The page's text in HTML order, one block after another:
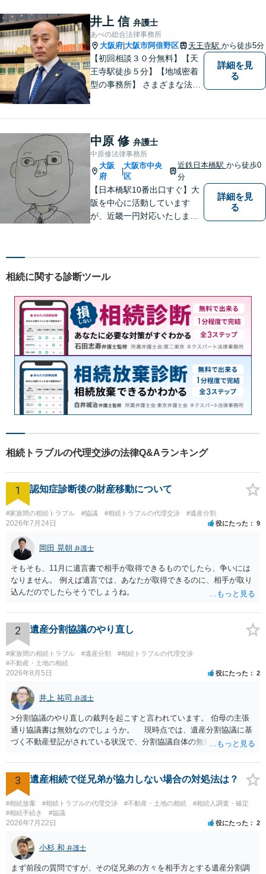
井上 信 弁護士
あべの総合法律事務所
大阪府 大阪市阿倍野区 天王寺駅 から徒歩5分
【初回相談３０分無料】【天
王寺駅徒歩５分】【地域密着
型の事務所】 さまざまな法律
相続、インターネット上のト
ラブルに注力！！
詳細を見
る
中原 修 弁護士
中原修法律事務所
大阪
府
|
大阪市中央
区
近鉄日本橋駅から徒歩0
分
【日本橋駅10番出口すぐ】大
阪を中心に活動しています
が、近畿一円対応いたしま
トラブルから、刑事・詐欺、
問題のご相談を承ります。小
さな悩み事でもお気軽にお問
合わせください。
詳細を見
る
相続に関する診断ツール
相続トラブルの代理交渉の法律Q&Aランキング
1 認知症診断後の財産移動について
#家族間の相続トラブル #協議 #相続トラブルの代理交渉 #遺産分割
2026年7月24日 役にたった 9
岡田 晃朝 弁護士
そもそも、11月に遺言書で相手が取得できるものでしたら、争いには
なりません。 例えば遺言では、あなたが取得できるのに、相手が取り
込んだのでしたらそうでしょうね。
2 遺産分割協議のやり直し
#家族間の相続トラブル #遺産分割
#相続トラブルの代理交渉
#不動産・土地の相続
2026年8月5日 役にたった 2
井上 祐司 弁護士
>分割協議のやり直しの裁判を起こすと言われています。 伯母の主張
通り協議書は無効なのでしょうか。 現時点では、遺産分割協議に基
づく不動産登記がされている状況で、分割協議自体の無効を裁判所が
方の訴訟の主張及び立証次第ですが、 ・御祖母様の認知能力に関する
医師の意見書、筆跡鑑定 が提出されればその効力が否定される可能性
はありますが、 ・伯母様自身が分割協議に加わっていること ・御祖母
様の意に反する遺産分割協議を行う実益が誰にあったかの立証が困難
であること からすると、実際に遺産分割協議の効力が否定される可能
性はそれほど高くない（立証のハードルは非常に高い）ということが
言えると思います。
3 遺産相続で従兄弟が協力しない場合の対処法は？
#相続放棄 #相続トラブルの代理交渉 #不動産・土地の相続
#相続人調査・確定
#相続手続き
#協議
2026年7月22日 役にたった 2
小杉 和 弁護士
まず前段の質問ですが、その従兄弟の方々を相手方とする遺産分割調